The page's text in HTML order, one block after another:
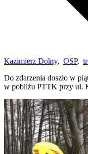
Kazimierz Dolny, OSP,
Do zdarzenia doszło w
w pobliżu PTTK przy ul.